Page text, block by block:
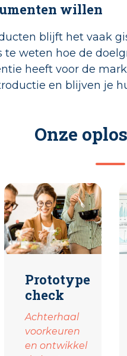
willen
blijft het vaak
te weten hoe de
heeft voor de
en blijven je
Onze
Prototype
check
Achterhaal
voorkeuren
en ontwikkel